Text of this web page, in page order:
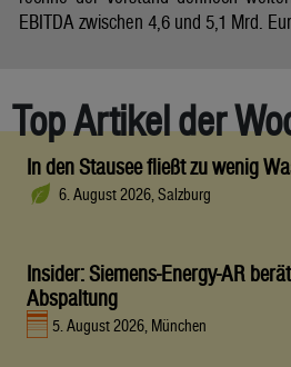
EBITDA zwischen 4,6 und 5,1 Mrd.
Top Artikel der
In den Stausee fließt zu wenig
6. August 2026, Salzburg
Insider: Siemens-Energy-AR
Abspaltung
5. August 2026, München